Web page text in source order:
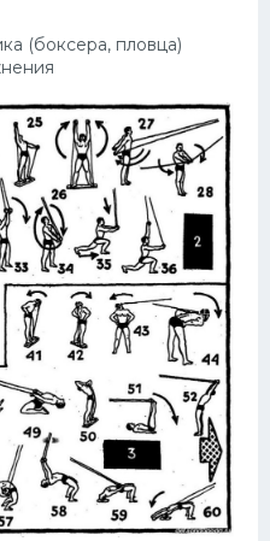
(боксера, пловца)